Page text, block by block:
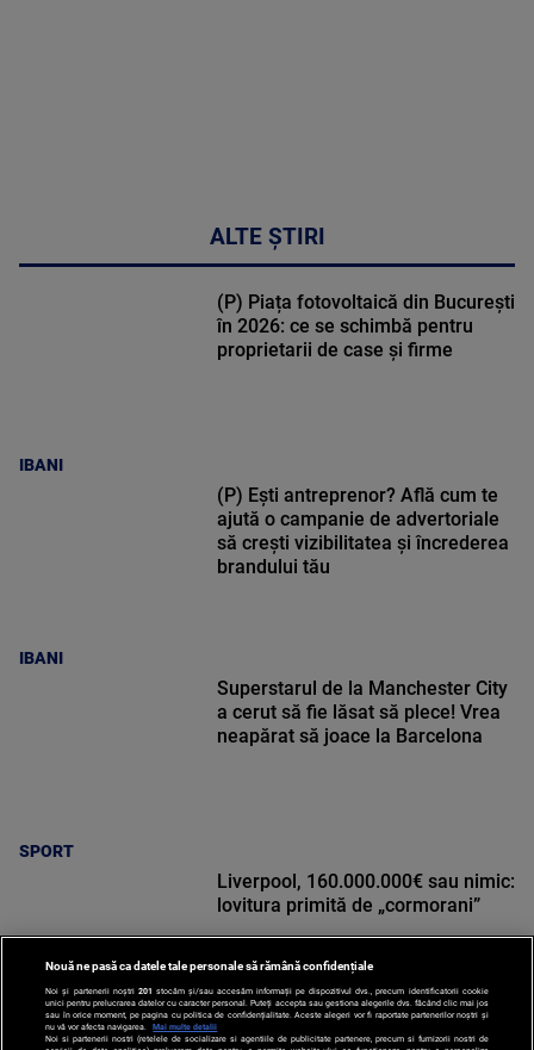
ALTE ȘTIRI
IBANI
(P) Piața fotovoltaică din București
în 2026: ce se schimbă pentru
proprietarii de case și firme
IBANI
(P) Ești antreprenor? Află cum te
ajută o campanie de advertoriale
să crești vizibilitatea și încrederea
brandului tău
SPORT
Superstarul de la Manchester City
a cerut să fie lăsat să plece! Vrea
neapărat să joace la Barcelona
SPORT
Liverpool, 160.000.000€ sau nimic:
lovitura primită de „cormorani”
Nouă ne pasă ca datele tale personale să rămână confidențiale
Noi și partenerii noștri 201 stocăm și/sau accesăm informații pe dispozitivul dvs., precum identificatorii cookie
unici pentru prelucrarea datelor cu caracter personal. Puteți accepta sau gestiona alegerile dvs. făcând clic mai jos
sau în orice moment, pe pagina cu politica de confidențialitate. Aceste alegeri vor fi raportate partenerilor noștri și
nu vă vor afecta navigarea.
Mai multe detalii
Noi si partenerii nostri (retelele de socializare si agentiile de publicitate partenere, precum si furnizorii nostri de